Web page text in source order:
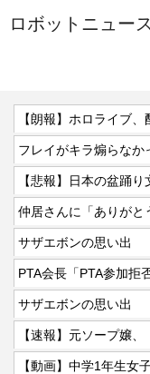
ロボットニュース
【朗報】ホロライブ
フレイがキラ煽らなか
【悲報】日本の盆踊
仲居さんに「ありが
サザエボンの思い出
PTA会長「PTA参加拒
サザエボンの思い出
【速報】元ソープ嬢
【動画】中学1年生女